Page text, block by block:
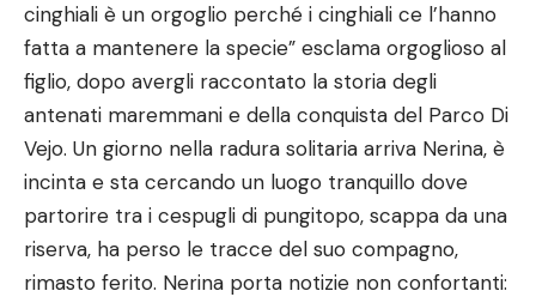
cinghiali è un orgoglio perché i cinghiali ce l’hanno
fatta a mantenere la specie” esclama orgoglioso al
figlio, dopo avergli raccontato la storia degli
antenati maremmani e della conquista del Parco Di
Vejo. Un giorno nella radura solitaria arriva Nerina, è
incinta e sta cercando un luogo tranquillo dove
partorire tra i cespugli di pungitopo, scappa da una
riserva, ha perso le tracce del suo compagno,
rimasto ferito. Nerina porta notizie non confortanti: